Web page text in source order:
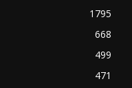
1795
668
499
471